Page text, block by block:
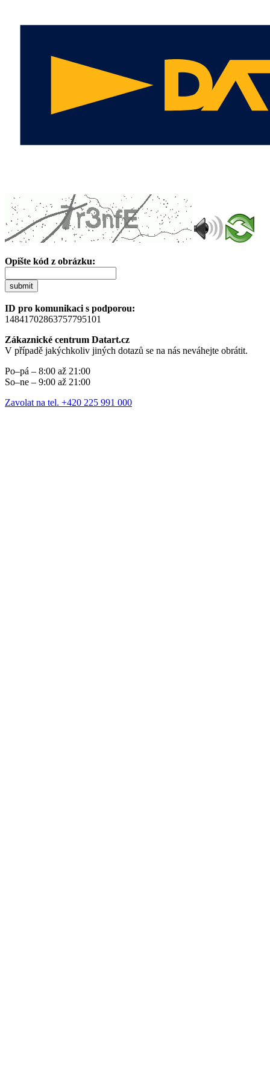
Opište kód z obrázku:
submit
ID pro komunikaci s podporou:
14841702863757795101
Zákaznické centrum Datart.cz
V případě jakýchkoliv jiných dotazů se na nás neváhejte obrátit.
Po–pá – 8:00 až 21:00
So–ne – 9:00 až 21:00
Zavolat na tel. +420 225 991 000